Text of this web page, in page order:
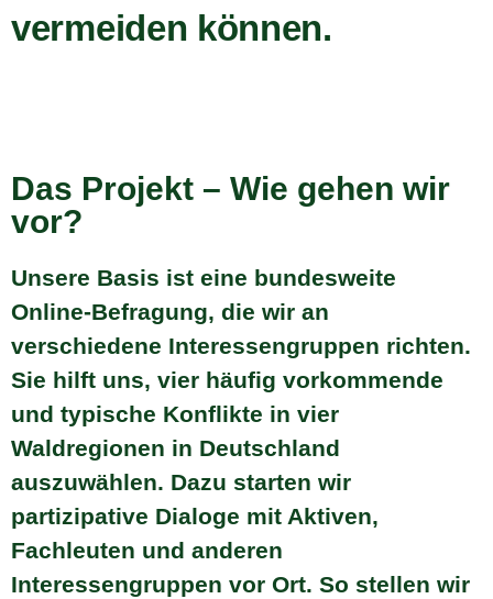
vermeiden können.
Das Projekt – Wie gehen wir
vor?
Unsere Basis ist eine bundesweite
Online-Befragung, die wir an
verschiedene Interessengruppen richten.
Sie hilft uns, vier häufig vorkommende
und typische Konflikte in vier
Waldregionen in Deutschland
auszuwählen. Dazu starten wir
partizipative Dialoge mit Aktiven,
Fachleuten und anderen
Interessengruppen vor Ort. So stellen wir